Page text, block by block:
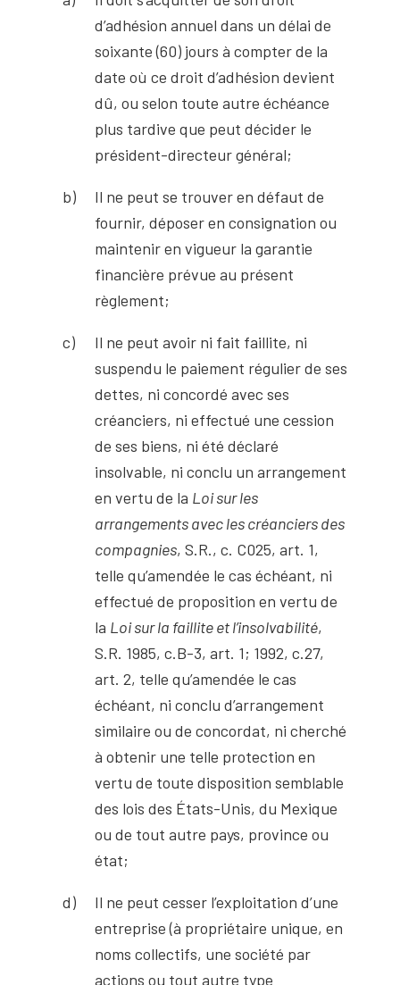
d’adhésion annuel dans un délai de
soixante (60) jours à compter de la
date où ce droit d’adhésion devient
dû, ou selon toute autre échéance
plus tardive que peut décider le
président-directeur général;
Il ne peut se trouver en défaut de
fournir, déposer en consignation ou
maintenir en vigueur la garantie
financière prévue au présent
règlement;
Il ne peut avoir ni fait faillite, ni
suspendu le paiement régulier de ses
dettes, ni concordé avec ses
créanciers, ni effectué une cession
de ses biens, ni été déclaré
insolvable, ni conclu un arrangement
en vertu de la Loi sur les
arrangements avec les créanciers des
compagnies, S.R., c. C025, art. 1,
telle qu’amendée le cas échéant, ni
effectué de proposition en vertu de
la Loi sur la faillite et l’insolvabilité,
S.R. 1985, c.B-3, art. 1; 1992, c.27,
art. 2, telle qu’amendée le cas
échéant, ni conclu d’arrangement
similaire ou de concordat, ni cherché
à obtenir une telle protection en
vertu de toute disposition semblable
des lois des États-Unis, du Mexique
ou de tout autre pays, province ou
état;
Il ne peut cesser l’exploitation d’une
entreprise (à propriétaire unique, en
noms collectifs, une société par
actions ou tout autre type